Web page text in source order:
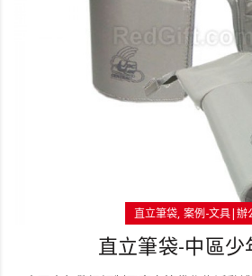
直立筆袋 案例-文具|辦
直立筆袋-中區少